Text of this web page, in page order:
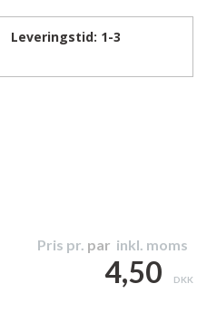
Leveringstid: 1-3
Pris pr. par inkl. moms
4,50 DKK